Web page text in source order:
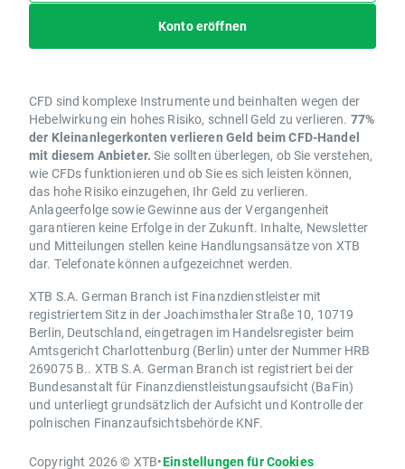
Konto eröffnen
CFD sind komplexe Instrumente und beinhalten wegen der
Hebelwirkung ein hohes Risiko, schnell Geld zu verlieren. 77%
der Kleinanlegerkonten verlieren Geld beim CFD-Handel
mit diesem Anbieter. Sie sollten überlegen, ob Sie verstehen,
wie CFDs funktionieren und ob Sie es sich leisten können,
das hohe Risiko einzugehen, Ihr Geld zu verlieren.
Anlageerfolge sowie Gewinne aus der Vergangenheit
garantieren keine Erfolge in der Zukunft. Inhalte, Newsletter
und Mitteilungen stellen keine Handlungsansätze von XTB
dar. Telefonate können aufgezeichnet werden.
XTB S.A. German Branch ist Finanzdienstleister mit
registriertem Sitz in der Joachimsthaler Straße 10, 10719
Berlin, Deutschland, eingetragen im Handelsregister beim
Amtsgericht Charlottenburg (Berlin) unter der Nummer HRB
269075 B.. XTB S.A. German Branch ist registriert bei der
Bundesanstalt für Finanzdienstleistungsaufsicht (BaFin)
und unterliegt grundsätzlich der Aufsicht und Kontrolle der
polnischen Finanzaufsichtsbehörde KNF.
Copyright 2026 © XTB•Einstellungen für Cookies